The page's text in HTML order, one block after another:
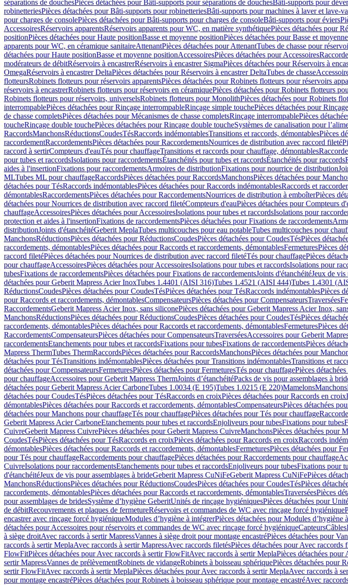
séparations de douchesPièces détachées pour Bâti-supports pour séparations de douchesBâti-supports pour
robinetteriesPièces détachées pour Bâti-supports pour robinetteriesBâti-supports pour machines à laver et lave-
pour charges de consolePièces détachées pour Bâti-supports pour charges de consoleBâti-supports pour éviers
AccessoiresRéservoirs apparentsRéservoirs apparents pour WC, en matière synthétiquePièces détachées pour
positionPièces détachées pour Haute positionBasse et moyenne positionPièces détachées pour Basse et
apparents pour WC, en céramique sanitaireAttenantPièces détachées pour AttenantTubes de chasse pour
détachées pour Haute positionBasse et moyenne positionAccessoiresPièces détachées pour Accessoires
modérateurs de débitRéservoirs à encastrerRéservoirs à encastrer SigmaPièces détachées pour Réservoirs à
OmegaRéservoirs à encastrer DeltaPièces détachées pour Réservoirs à encastrer DeltaTubes de chasse
flotteursRobinets flotteurs pour réservoirs apparentsPièces détachées pour Robinets flotteurs pour réservoirs
réservoirs à encastrerRobinets flotteurs pour réservoirs en céramiquePièces détachées pour Robinets flotteurs
Robinets flotteurs pour réservoirs, universelsRobinets flotteurs pour MonolithPièces détachées pour Robinets
interrompablePièces détachées pour Rinçage interrompableRinçage simple touchePièces détachées pour
de chasse completsPièces détachées pour Mécanismes de chasse completsRinçage interrompablePièces
toucheRinçage double touchePièces détachées pour Rinçage double toucheSystèmes de canalisation pour
RaccordsManchonsRéductionsCoudesTésRaccords indémontablesTransitions et raccords, démontablesPièces
raccordementRaccordementsPièces détachées pour RaccordementsNourrices de distribution avec raccord fileté
raccord à sertirCompteurs d'eauTés pour chauffageTransitions et raccords pour chauffage, démontables
pour tubes et raccordsIsolations pour raccordementsÉtanchéités pour tubes et raccordsÉtanchéités pour raccords
aides à l'insertionFixations pour raccordementsArmoires de distributionFixations pour nourrice de distribution
MLTubes ML pour chauffageRaccordsPièces détachées pour RaccordsManchonsPièces détachées pour
détachées pour TésRaccords indémontablesPièces détachées pour Raccords indémontablesRaccords et
démontablesRaccordementsPièces détachées pour RaccordementsNourrices de distribution à emboîterPièces
détachées pour Nourrices de distribution avec raccord filetéCompteurs d'eauPièces détachées pour Compteurs
chauffageAccessoiresPièces détachées pour AccessoiresIsolations pour tubes et raccordsIsolations pour
protection et aides à l'insertionFixations de raccordementsPièces détachées pour Fixations de raccordements
distributionJoints d'étanchéitéGeberit MeplaTubes multicouches pour eau potableTubes multicouches pour
ManchonsRéductionsPièces détachées pour RéductionsCoudesPièces détachées pour CoudesTésPièces
raccordements, démontablesPièces détachées pour Raccords et raccordements, démontablesFermeturesPièces
raccord filetéPièces détachées pour Nourrices de distribution avec raccord filetéTés pour chauffagePièces
pour chauffageAccessoiresPièces détachées pour AccessoiresIsolations pour tubes et raccordsIsolations pour
tubesFixations de raccordementsPièces détachées pour Fixations de raccordementsJoints d'étanchéitéJeux de vis
détachées pour Geberit Mapress Acier InoxTubes 1.4401 (AISI 316)Tubes 1.4521 (AISI 444)Tubes 1.4301
RéductionsCoudesPièces détachées pour CoudesTésPièces détachées pour TésRaccords indémontablesPièces
pour Raccords et raccordements, démontablesCompensateursPièces détachées pour CompensateursTraversées
RaccordementsGeberit Mapress Acier Inox, sans siliconePièces détachées pour Geberit Mapress Acier Inox,
ManchonsRéductionsPièces détachées pour RéductionsCoudesPièces détachées pour CoudesTésPièces
raccordements, démontablesPièces détachées pour Raccords et raccordements, démontablesFermeturesPièces
RaccordementsCompensateursPièces détachées pour CompensateursTraverséesAccessoires pour Geberit
raccordementsEtanchements pour tubes et raccordsFixations pour tubesFixations de raccordementsPièces
Mapress ThermTubes ThermRaccordsPièces détachées pour RaccordsManchonsPièces détachées pour
détachées pour TésTransitions indémontablesPièces détachées pour Transitions indémontablesTransitions et
détachées pour CompensateursFermeturesPièces détachées pour FermeturesTés pour chauffagePièces
pour chauffageAccessoires pour Geberit Mapress ThermJoints d’étanchéitéPacks de vis pour assemblages à
détachées pour Geberit Mapress Acier CarboneTubes 1.0034 (E 195)Tubes 1.0215 (E 220)MamelonsManchons
détachées pour CoudesTésPièces détachées pour TésRaccords en croixPièces détachées pour Raccords en croix
démontablesPièces détachées pour Raccords et raccordements, démontablesCompensateursPièces détachées
détachées pour Manchons pour chauffageTés pour chauffagePièces détachées pour Tés pour chauffage
Geberit Mapress Acier CarboneEtanchements pour tubes et raccordsEnjoliveurs pour tubesFixations pour tubes
CuivreGeberit Mapress CuivrePièces détachées pour Geberit Mapress CuivreManchonsPièces détachées pour
CoudesTésPièces détachées pour TésRaccords en croixPièces détachées pour Raccords en croixRaccords
démontablesPièces détachées pour Raccords et raccordements, démontablesFermeturesPièces détachées pour
pour Tés pour chauffageRaccordements pour chauffagePièces détachées pour Raccordements pour chauffage
CuivreIsolations pour raccordementsEtanchements pour tubes et raccordsEnjoliveurs pour tubesFixations pour
d'étanchéitéJeux de vis pour assemblages à brideGeberit Mapress CuNiFeGeberit Mapress CuNiFePièces
ManchonsRéductionsPièces détachées pour RéductionsCoudesPièces détachées pour CoudesTésPièces
raccordements, démontablesPièces détachées pour Raccords et raccordements, démontablesTraverséesPièces
pour assemblages de bridesSystème d’hygiène GeberitUnités de rinçage hygiéniquesPièces détachées pour
de débitRecouvrements et plaques de fermetureRéservoirs et commandes de WC avec rinçage forcé hygiénique
encastrer avec rinçage forcé hygiéniqueModules d’hygiène à intégrerPièces détachées pour Modules d’hygiène
détachées pour Accessoires pour réservoirs et commandes de WC avec rinçage forcé hygiéniqueCapteursCâbles
à siège droitAvec raccords à sertir MapressVannes à siège droit pour montage encastréPièces détachées pour
raccords à sertir MeplaAvec raccords à sertir MapressAvec raccords filetésPièces détachées pour Avec raccords
FlowFitPièces détachées pour Avec raccords à sertir FlowFitAvec raccords à sertir MeplaPièces détachées pour
sertir MapressVannes de prélèvementRobinets de vidangeRobinets à boisseau sphériquePièces détachées pour
sertir FlowFitAvec raccords à sertir MeplaPièces détachées pour Avec raccords à sertir MeplaAvec raccords à
pour montage encastréPièces détachées pour Robinets à boisseau sphérique pour montage encastréAvec